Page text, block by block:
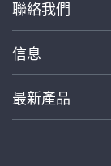
聯絡我們
信息
最新產品